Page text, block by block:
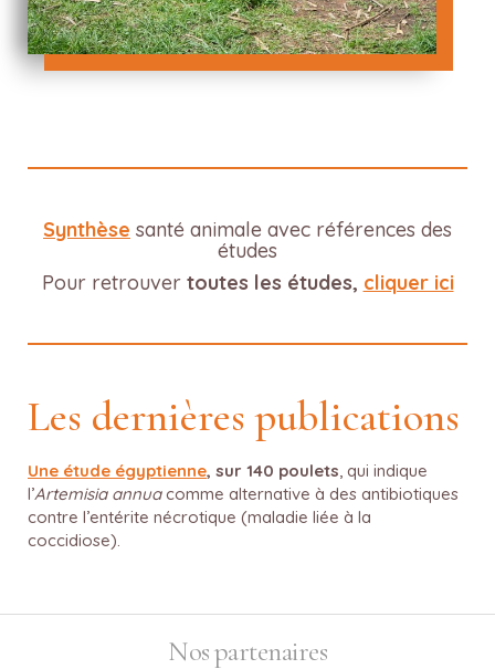
Synthèse santé animale avec références des
études
Pour retrouvertoutes les études, cliquer ici
Les dernières publications
Une étude égyptienne, sur 140 poulets , qui indique
l’Artemisia annuacomme alternative à des antibiotiques
contre l’entérite nécrotique (maladie liée à la
coccidiose).
Nos partenaires